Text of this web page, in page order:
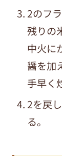
2のフ
残りの
中火に
醤を加
手早く
2を戻
る。